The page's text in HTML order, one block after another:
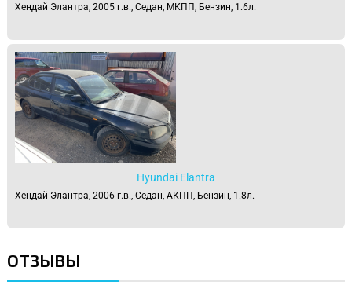
Хендай Элантра, 2005 г.в., Седан, МКПП, Бензин, 1.6л.
Hyundai Elantra
Хендай Элантра, 2006 г.в., Седан, АКПП, Бензин, 1.8л.
ОТЗЫВЫ